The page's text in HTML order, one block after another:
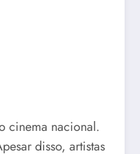
cinema nacional.
disso, artistas